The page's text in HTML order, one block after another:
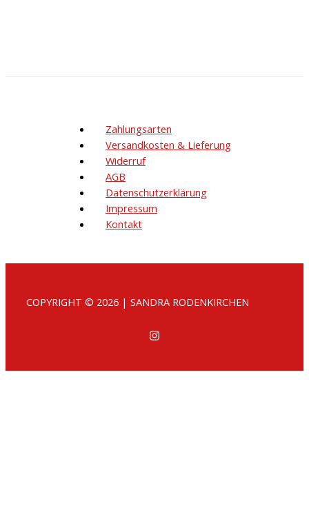
Zahlungsarten
Versandkosten & Lieferung
Widerruf
AGB
Datenschutzerklärung
Impressum
Kontakt
COPYRIGHT © 2026 | SANDRA RODENKIRCHEN